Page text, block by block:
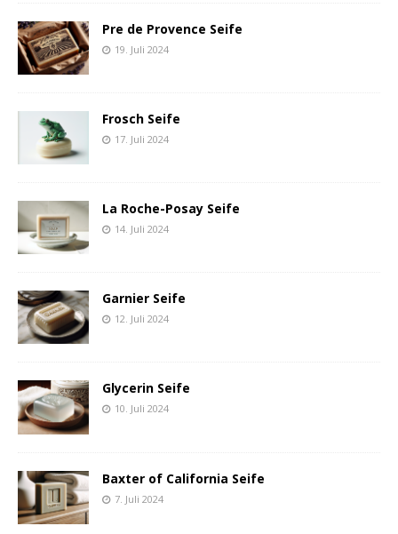
Pre de Provence Seife
19. Juli 2024
Frosch Seife
17. Juli 2024
La Roche-Posay Seife
14. Juli 2024
Garnier Seife
12. Juli 2024
Glycerin Seife
10. Juli 2024
Baxter of California Seife
7. Juli 2024